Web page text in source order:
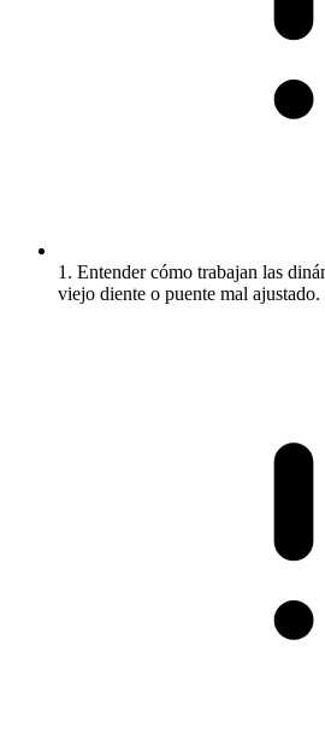
1. Entender cómo trabajan las
viejo diente o puente mal ajustado.